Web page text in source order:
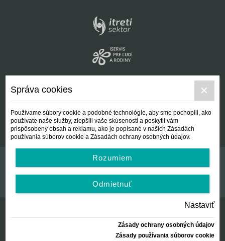
Kontakt
Všeobecné podmienky
© Centrálna nezisková spoločnosť | since 2012
Správa cookies
Používame súbory cookie a podobné technológie, aby sme pochopili, ako
používate naše služby, zlepšili vaše skúsenosti a poskytli vám
prispôsobený obsah a reklamu, ako je popísané v našich Zásadách
používania súborov cookie a Zásadách ochrany osobných údajov.
Rozumiem
Odmietnuť
Nastaviť
Zásady ochrany osobných údajov
Zásady používania súborov cookie